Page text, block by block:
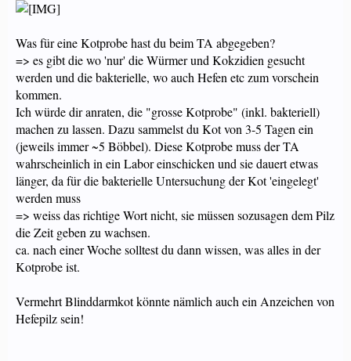
Was für eine Kotprobe hast du beim TA abgegeben?
=> es gibt die wo 'nur' die Würmer und Kokzidien gesucht
werden und die bakterielle, wo auch Hefen etc zum vorschein
kommen.
Ich würde dir anraten, die "grosse Kotprobe" (inkl. bakteriell)
machen zu lassen. Dazu sammelst du Kot von 3-5 Tagen ein
(jeweils immer ~5 Böbbel). Diese Kotprobe muss der TA
wahrscheinlich in ein Labor einschicken und sie dauert etwas
länger, da für die bakterielle Untersuchung der Kot 'eingelegt'
werden muss
=> weiss das richtige Wort nicht, sie müssen sozusagen dem Pilz
die Zeit geben zu wachsen.
ca. nach einer Woche solltest du dann wissen, was alles in der
Kotprobe ist.
Vermehrt Blinddarmkot könnte nämlich auch ein Anzeichen von
Hefepilz sein!